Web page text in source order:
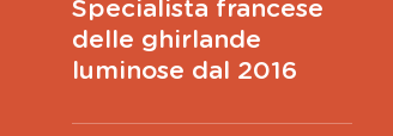
Specialista francese
delle ghirlande
luminose dal 2016